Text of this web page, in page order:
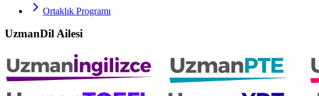
Ortaklık Programı
UzmanDil Ailesi